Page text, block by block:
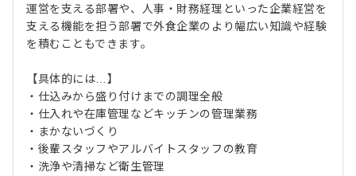
運営を支える部署や、人事・財務経理といった企業経営を
支える機能を担う部署で外食企業のより幅広い知識や経験
を積むこともできます。
【具体的には…】
・仕込みから盛り付けまでの調理全般
・仕入れや在庫管理などキッチンの管理業務
・まかないづくり
・後輩スタッフやアルバイトスタッフの教育
・洗浄や清掃など衛生管理